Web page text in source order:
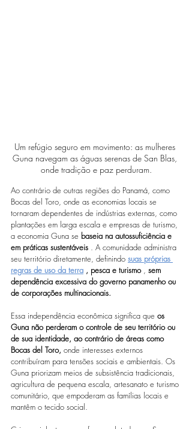
Um refúgio seguro em movimento: as mulheres
Guna navegam as águas serenas de San Blas,
onde tradição e paz perduram.
Ao contrário de outras regiões do Panamá, como
Bocas del Toro, onde as economias locais se
tornaram dependentes de indústrias externas, como
plantações em larga escala e empresas de turismo,
a economia Guna se baseia na autossuficiência e
em práticas sustentáveis . A comunidade administra
seu território diretamente, definindo suas próprias
regras de uso da terra , pesca e turismo , sem
dependência excessiva do governo panamenho ou
de corporações multinacionais.
Essa independência econômica significa que os
Guna não perderam o controle de seu território ou
de sua identidade, ao contrário de áreas como
Bocas del Toro, onde interesses externos
contribuíram para tensões sociais e ambientais. Os
Guna priorizam meios de subsistência tradicionais,
agricultura de pequena escala, artesanato e turismo
comunitário, que empoderam as famílias locais e
mantêm o tecido social.